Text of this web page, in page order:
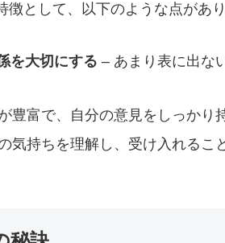
として、以下のような点があり
を大切にする – あまり表に出な
豊富で、自分の意見をしっかり
気持ちを理解し、受け入れるこ